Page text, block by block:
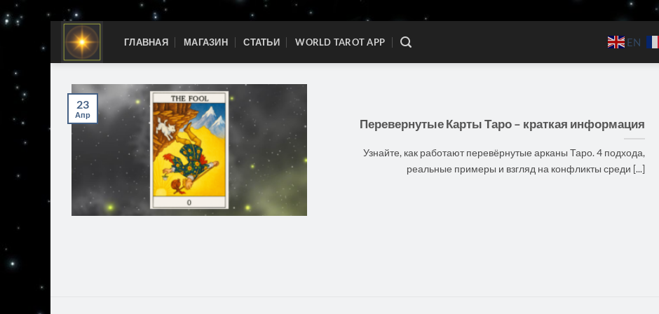
Skip
content
ГЛАВНАЯ МАГАЗИН СТАТЬИ WORLD TAROT APP EN
Перевернутые Карты Таро – краткая информация
Узнайте, как работают перевёрнутые арканы Таро. 4 подхода,
реальные примеры и взгляд на конфликты среди [...]
23
Апр